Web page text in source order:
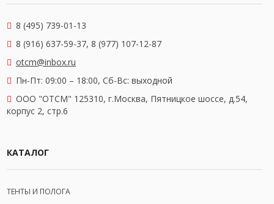
8 (495) 739-01-13
8 (916) 637-59-37, 8 (977) 107-12-87
otcm@inbox.ru
Пн-Пт: 09:00 – 18:00, Сб-Вс: выходной
OOO "ОТСМ" 125310, г.Москва, Пятницкое шоссе, д.54,
корпус 2, стр.6
КАТАЛОГ
ТЕНТЫ И ПОЛОГА